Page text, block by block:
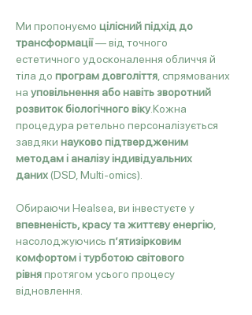
Ми пропонуємо цілісний підхід до
трансформації — від точного
естетичного удосконалення обличчя й
тіла до програм довголіття , спрямованих
на уповільнення або навіть зворотний
розвиток біологічного віку.Кожна
процедура ретельно персоналізується
завдяки науково підтвердженим
методам і аналізу індивідуальних
даних (DSD, Multi-omics).
Обираючи Healsea, ви інвестуєте у
впевненість, красу та життєву енергію
насолоджуючись п’ятизірковим
комфортом і турботою світового
рівня протягом усього процесу
відновлення.